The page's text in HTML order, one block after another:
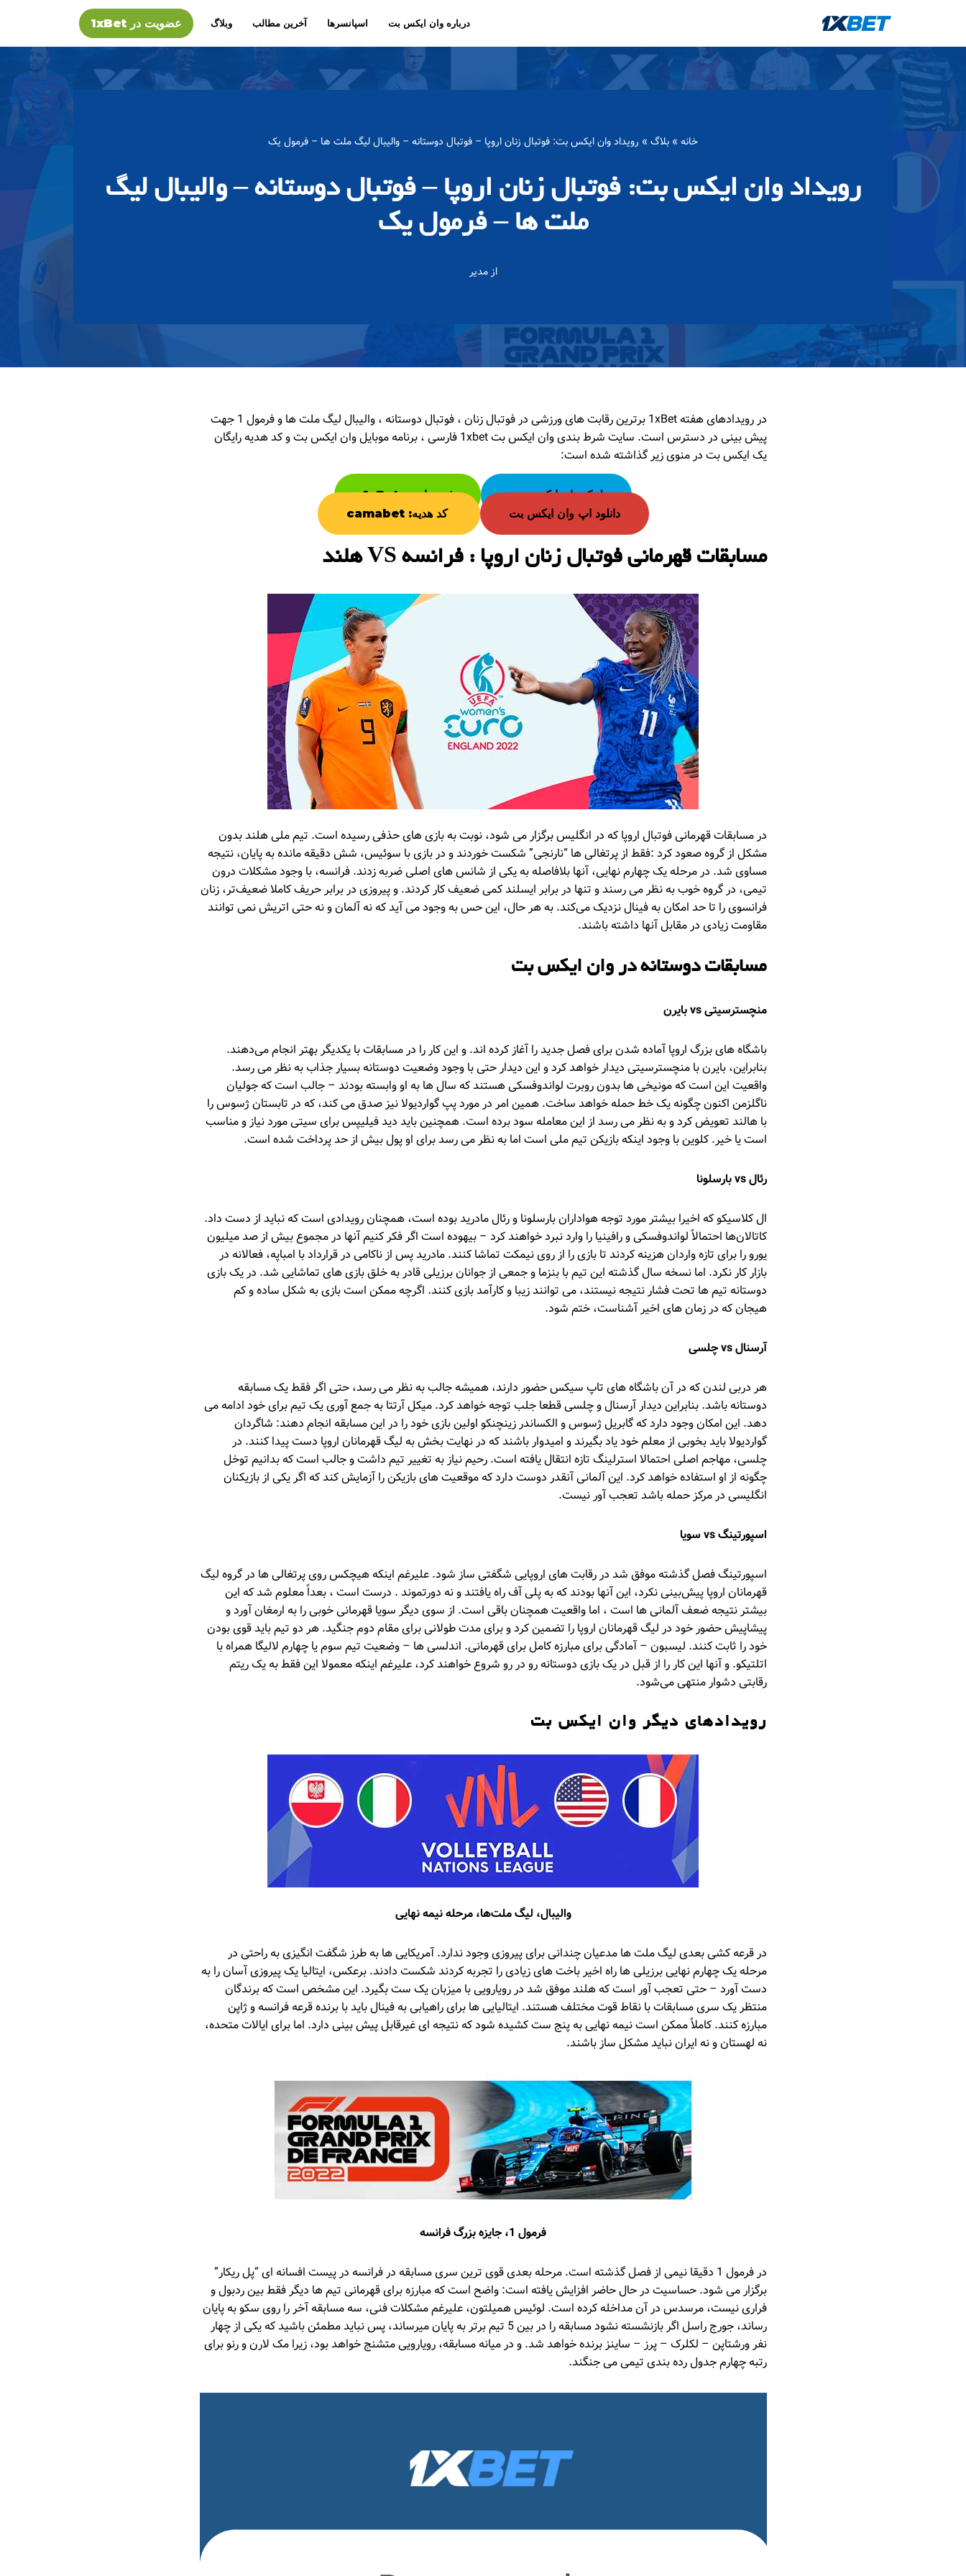
محتوا
درباره وان ایکس بت اسپانسرها آخرین مطالب وبلاگ عضویت در 1xBet
خانه » بلاگ » رویداد وان ایکس بت: فوتبال زنان اروپا – فوتبال دوستانه – والیبال لیگ ملت ها – فرمول یک
رویداد وان ایکس بت: فوتبال زنان اروپا – فوتبال دوستانه – والیبال لیگ
ملت ها – فرمول یک
ازمدیر
در رویدادهای هفته 1xBet برترین رقابت های ورزشی در فوتبال زنان ، فوتبال دوستانه ، والیبال لیگ ملت ها و فرمول 1 جهت
پیش بینی در دسترس است. سایت شرط بندی وان ایکس بت 1xbet فارسی ، برنامه موبایل وان ایکس بت و کد هدیه رایگان
یک ایکس بت در منوی زیر گذاشته شده است:
لینک وان ایکس بت
ثبت نام در 1xBet
دانلود اپ وان ایکس بت
کد هدیه: camabet
مسابقات قهرمانی فوتبال زنان اروپا : فرانسه VS هلند
در مسابقات قهرمانی فوتبال اروپا که در انگلیس برگزار می شود، نوبت به بازی های حذفی رسیده است. تیم ملی هلند بدون
مشکل از گروه صعود کرد :فقط از پرتغالی ها “نارنجی” شکست خوردند و در بازی با سوئیس، شش دقیقه مانده به پایان، نتیجه
مساوی شد. در مرحله یک چهارم نهایی، آنها بلافاصله به یکی از شانس های اصلی ضربه زدند. فرانسه، با وجود مشکلات درون
تیمی، در گروه خوب به نظر می رسند و تنها در برابر ایسلند کمی ضعیف کار کردند. و پیروزی در برابر حریف کاملا ضعیف‌تر، زنان
فرانسوی را تا حد امکان به فینال نزدیک می‌کند. به هر حال، این حس به وجود می آید که نه آلمان و نه حتی اتریش نمی توانند
مقاومت زیادی در مقابل آنها داشته باشند.
مسابقات دوستانه در وان ایکس بت
منچسترسیتی vs بایرن
باشگاه های بزرگ اروپا آماده شدن برای فصل جدید را آغاز کرده اند. و این کار را در مسابقات با یکدیگر بهتر انجام می‌دهند.
بنابراین، بایرن با منچسترسیتی دیدار خواهد کرد و این دیدار حتی با وجود وضعیت دوستانه بسیار جذاب به نظر می رسد.
واقعیت این است که مونیخی ها بدون روبرت لواندوفسکی هستند که سال ها به او وابسته بودند – جالب است که جولیان
ناگلزمن اکنون چگونه یک خط حمله خواهد ساخت. همین امر در مورد پپ گواردیولا نیز صدق می کند، که در تابستان ژسوس را
با هالند تعویض کرد و به نظر می رسد از این معامله سود برده است. همچنین باید دید فیلیپس برای سیتی مورد نیاز و مناسب
است یا خیر. کلوین با وجود اینکه بازیکن تیم ملی است اما به نظر می رسد برای او پول بیش از حد پرداخت شده است.
رئال vs بارسلونا
ال کلاسیکو که اخیرا بیشتر مورد توجه هواداران بارسلونا و رئال مادرید بوده است، همچنان رویدادی است که نباید از دست داد.
کاتالان‌ها احتمالاً لواندوفسکی و رافینیا را وارد نبرد خواهند کرد – بیهوده است اگر فکر کنیم آنها در مجموع بیش از صد میلیون
یورو را برای تازه واردان هزینه کردند تا بازی را از روی نیمکت تماشا کنند. مادرید پس از ناکامی در قرارداد با امباپه، فعالانه در
بازار کار نکرد. اما نسخه سال گذشته این تیم با بنزما و جمعی از جوانان برزیلی قادر به خلق بازی های تماشایی شد. در یک بازی
دوستانه تیم ها تحت فشار نتیجه نیستند، می توانند زیبا و کارآمد بازی کنند. اگرچه ممکن است بازی به شکل ساده و کم
هیجان که در زمان های اخیر آشناست، ختم شود.
آرسنال vs چلسی
هر دربی لندن که در آن باشگاه های تاپ سیکس حضور دارند، همیشه جالب به نظر می رسد، حتی اگر فقط یک مسابقه
دوستانه باشد. بنابراین دیدار آرسنال و چلسی قطعا جلب توجه خواهد کرد. میکل آرتتا به جمع آوری یک تیم برای خود ادامه می
دهد. این امکان وجود دارد که گابریل ژسوس و الکساندر زینچنکو اولین بازی خود را در این مسابقه انجام دهند: شاگردان
گواردیولا باید بخوبی از معلم خود یاد بگیرند و امیدوار باشند که در نهایت بخش به لیگ قهرمانان اروپا دست پیدا کنند. در
چلسی، مهاجم اصلی احتمالا استرلینگ تازه انتقال یافته است. رحیم نیاز به تغییر تیم داشت و جالب است که بدانیم توخل
چگونه از او استفاده خواهد کرد. این آلمانی آنقدر دوست دارد که موقعیت های بازیکن را آزمایش کند که اگر یکی از بازیکنان
انگلیسی در مرکز حمله باشد تعجب آور نیست.
اسپورتینگ vs سویا
اسپورتینگ فصل گذشته موفق شد در رقابت های اروپایی شگفتی ساز شود. علیرغم اینکه هیچکس روی پرتغالی ها در گروه لیگ
قهرمانان اروپا پیش‌بینی نکرد، این آنها بودند که به پلی آف راه یافتند و نه دورتموند . درست است ، بعداً معلوم شد که این
بیشتر نتیجه ضعف آلمانی ها است ، اما واقعیت همچنان باقی است. از سوی دیگر سویا قهرمانی خوبی را به ارمغان آورد و
پیشاپیش حضور خود در لیگ قهرمانان اروپا را تضمین کرد و برای مدت طولانی برای مقام دوم جنگید. هر دو تیم باید قوی بودن
خود را ثابت کنند. لیسبون – آمادگی برای مبارزه کامل برای قهرمانی. اندلسی ها – وضعیت تیم سوم یا چهارم لالیگا همراه با
اتلتیکو. و آنها این کار را از قبل در یک بازی دوستانه رو در رو شروع خواهند کرد، علیرغم اینکه معمولا این فقط به یک ریتم
رقابتی دشوار منتهی می‌شود.
رویدادهای دیگر وان ایکس بت
والیبال، لیگ ملت‌ها، مرحله نیمه نهایی
در قرعه کشی بعدی لیگ ملت ها مدعیان چندانی برای پیروزی وجود ندارد. آمریکایی ها به طرز شگفت انگیزی به راحتی در
مرحله یک چهارم نهایی برزیلی ها راه اخیر باخت های زیادی را تجربه کردند شکست دادند. برعکس، ایتالیا یک پیروزی آسان را به
دست آورد – حتی تعجب آور است که هلند موفق شد در رویارویی با میزبان یک ست بگیرد. این مشخص است که برندگان
منتظر یک سری مسابقات با نقاط قوت مختلف هستند. ایتالیایی ها برای راهیابی به فینال باید با برنده قرعه فرانسه و ژاپن
مبارزه کنند. کاملاً ممکن است نیمه نهایی به پنج ست کشیده شود که نتیجه ای غیرقابل پیش بینی دارد. اما برای ایالات متحده،
نه لهستان و نه ایران نباید مشکل ساز باشند.
فرمول 1، جایزه بزرگ فرانسه
در فرمول 1 دقیقا نیمی از فصل گذشته است. مرحله بعدی قوی ترین سری مسابقه در فرانسه در پیست افسانه ای “پل ریکار”
برگزار می شود. حساسیت در حال حاضر افزایش یافته است: واضح است که مبارزه برای قهرمانی تیم ها دیگر فقط بین ردبول و
فراری نیست، مرسدس در آن مداخله کرده است. لوئیس همیلتون، علیرغم مشکلات فنی، سه مسابقه آخر را روی سکو به پایان
رساند، جورج راسل اگر بازنشسته نشود مسابقه را در بین 5 تیم برتر به پایان میرساند، پس نباید مطمئن باشید که یکی از چهار
نفر ورشتاپن – لکلرک – پرز – ساینز برنده خواهد شد. و در میانه مسابقه، رویارویی متشنج خواهد بود، زیرا مک لارن و رنو برای
رتبه چهارم جدول رده بندی تیمی می جنگند.